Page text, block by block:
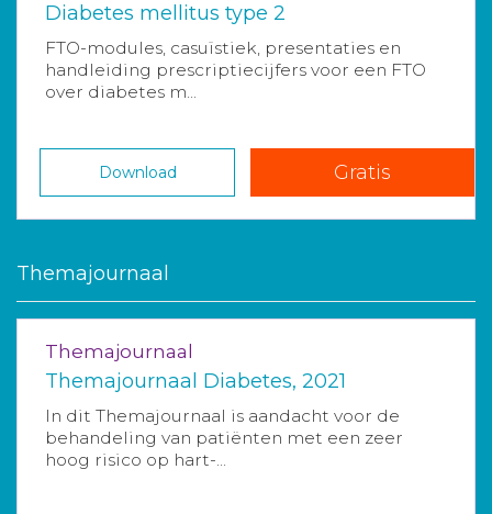
Diabetes mellitus type 2
FTO-modules, casuïstiek, presentaties en
handleiding prescriptiecijfers voor een FTO
over diabetes m...
Download Gratis
Themajournaal
Themajournaal
Themajournaal Diabetes, 2021
In dit Themajournaal is aandacht voor de
behandeling van patiënten met een zeer
hoog risico op hart-...